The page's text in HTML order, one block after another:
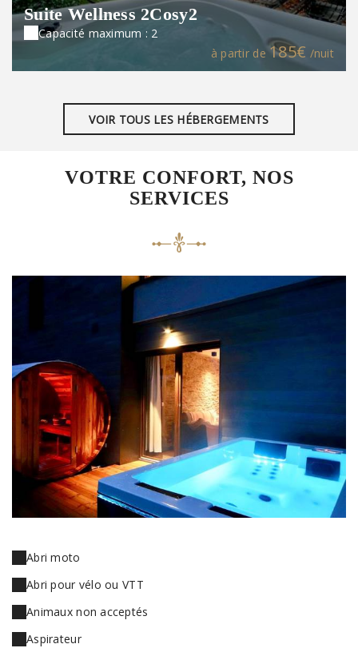
Suite Wellness 2Cosy2
Capacité maximum : 2
à partir de185€ /nuit
VOIR TOUS LES HÉBERGEMENTS
VOTRE CONFORT, NOS
SERVICES
Abri moto
Abri pour vélo ou VTT
Animaux non acceptés
Aspirateur